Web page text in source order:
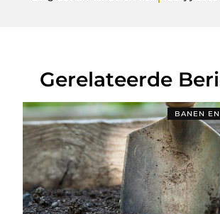
Gerelateerde
BANEN